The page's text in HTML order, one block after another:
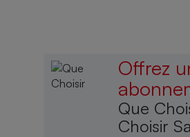
Offrez
Que
Choisir